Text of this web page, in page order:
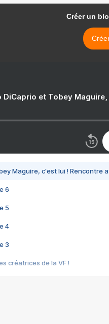
Créer un
DiCaprio et Tobey
Maguire, c'est lui ! Rencontre
6
5
4
3
créatrices de la VF !